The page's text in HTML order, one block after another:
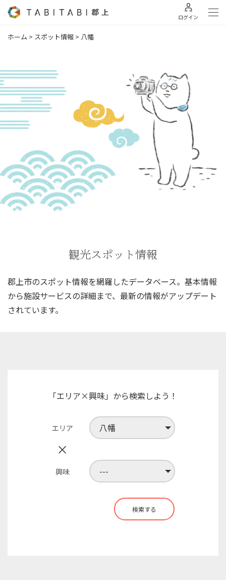
ログイン
ホーム > スポット情報 > 八幡
観光スポット情報
郡上市のスポット情報を網羅したデータベース。 基本情報
から施設サービスの詳細まで、 最新の情報がアップデート
されています。
「エリア×興味」から検索しよう！
エリア
×
興味
検索する